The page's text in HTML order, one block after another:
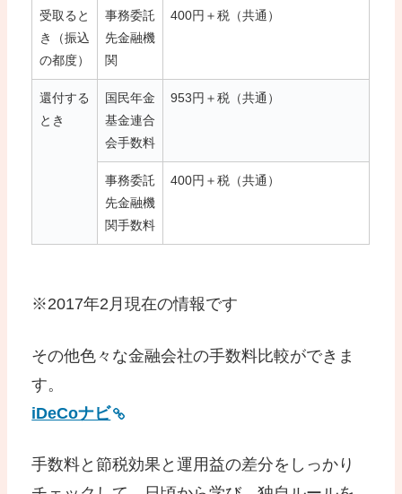
受取ると
き（振込
の都度）
事務委託
先金融機
関
400円＋税（共通）
還付する
とき
国民年金
基金連合
会手数料
953円＋税（共通）
事務委託
先金融機
関手数料
400円＋税（共通）
※2017年2月現在の情報です
その他色々な金融会社の手数料比較ができま
す。
iDeCoナビ
手数料と節税効果と運用益の差分をしっかり